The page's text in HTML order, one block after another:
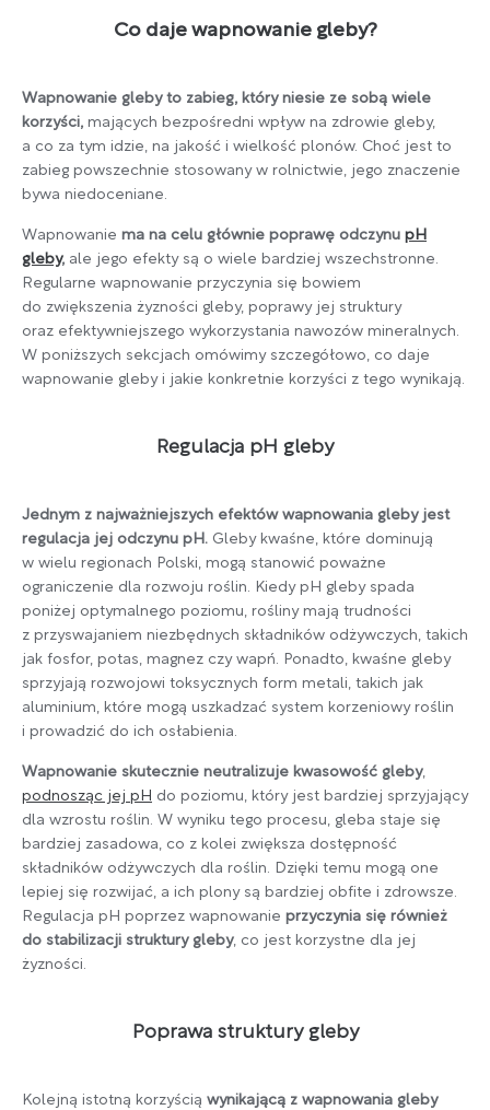
Co daje wapnowanie gleby?
Wapnowanie gleby to zabieg, który niesie ze sobą wiele
korzyści, mających bezpośredni wpływ na zdrowie gleby,
a co za tym idzie, na jakość i wielkość plonów. Choć jest to
zabieg powszechnie stosowany w rolnictwie, jego znaczenie
bywa niedoceniane.
Wapnowanie ma na celu głównie poprawę odczynu pH
gleby, ale jego efekty są o wiele bardziej wszechstronne.
Regularne wapnowanie przyczynia się bowiem
do zwiększenia żyzności gleby, poprawy jej struktury
oraz efektywniejszego wykorzystania nawozów mineralnych.
W poniższych sekcjach omówimy szczegółowo, co daje
wapnowanie gleby i jakie konkretnie korzyści z tego wynikają.
Regulacja pH gleby
Jednym z najważniejszych efektów wapnowania gleby jest
regulacja jej odczynu pH. Gleby kwaśne, które dominują
w wielu regionach Polski, mogą stanowić poważne
ograniczenie dla rozwoju roślin. Kiedy pH gleby spada
poniżej optymalnego poziomu, rośliny mają trudności
z przyswajaniem niezbędnych składników odżywczych, takich
jak fosfor, potas, magnez czy wapń. Ponadto, kwaśne gleby
sprzyjają rozwojowi toksycznych form metali, takich jak
aluminium, które mogą uszkadzać system korzeniowy roślin
i prowadzić do ich osłabienia.
Wapnowanie skutecznie neutralizuje kwasowość gleby,
podnosząc jej pH do poziomu, który jest bardziej sprzyjający
dla wzrostu roślin. W wyniku tego procesu, gleba staje się
bardziej zasadowa, co z kolei zwiększa dostępność
składników odżywczych dla roślin. Dzięki temu mogą one
lepiej się rozwijać, a ich plony są bardziej obfite i zdrowsze.
Regulacja pH poprzez wapnowanie przyczynia się również
do stabilizacji struktury gleby, co jest korzystne dla jej
żyzności.
Poprawa struktury gleby
Kolejną istotną korzyścią wynikającą z wapnowania gleby